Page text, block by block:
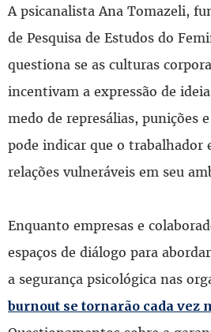
A psicanalista Ana Tomazeli,
de Pesquisa de Estudos do
questiona se as culturas
incentivam a expressão de
medo de represálias, punições
pode indicar que o trabalhador
relações vulneráveis em seu
Enquanto empresas e
espaços de diálogo para
a segurança psicológica nas
burnout se tornarão cada vez